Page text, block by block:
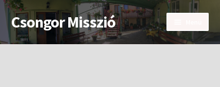
Ugrás
a
navigációhoz
Kilépés
a
tartalomba
Csongor Misszió
Főoldal